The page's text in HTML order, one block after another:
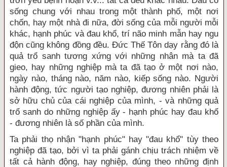
sống chung với nhau trong một thành phố, một nơi
chốn, hay một nhà đi nữa, đời sống của mỗi người mỗi
khác, hạnh phúc và đau khổ, trí não minh mẫn hay ngu
độn cũng không đồng đều. Ðức Thế Tôn dạy rằng đó là
quả trổ sanh tương xứng với những nhân mà ta đã
gieo, hay những nghiệp mà ta đã tạo ở một nơi nào,
ngày nào, tháng nào, năm nào, kiếp sống nào. Người
hành động, tức người tạo nghiệp, đương nhiên phải là
sở hữu chủ của cái nghiệp của mình, - và những quả
trổ sanh do những nghiệp ấy - hạnh phúc hay đau khổ
- đương nhiên là số phần của mình.
Ta phải thọ nhận "hạnh phúc" hay "đau khổ" tùy theo
nghiệp đã tạo, bởi vì ta phải gánh chịu trách nhiệm về
tất cả hành động, hay nghiệp, đúng theo những định